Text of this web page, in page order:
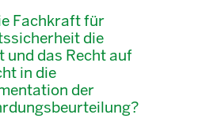
Fachkraft für
die
und das Recht auf
in die
der